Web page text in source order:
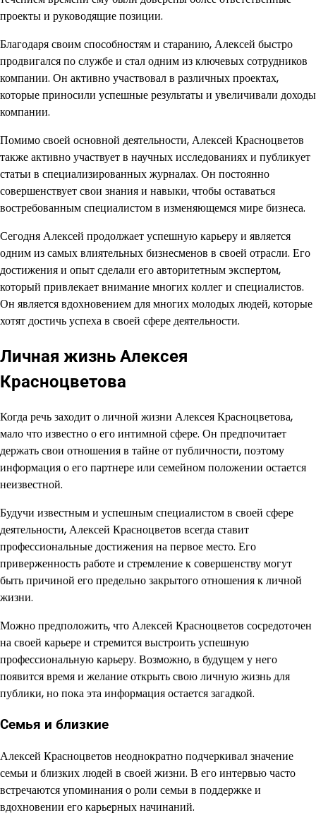
проекты и руководящие позиции.
Благодаря своим способностям и старанию, Алексей быстро
продвигался по службе и стал одним из ключевых сотрудников
компании. Он активно участвовал в различных проектах,
которые приносили успешные результаты и увеличивали доходы
компании.
Помимо своей основной деятельности, Алексей Красноцветов
также активно участвует в научных исследованиях и публикует
статьи в специализированных журналах. Он постоянно
совершенствует свои знания и навыки, чтобы оставаться
востребованным специалистом в изменяющемся мире бизнеса.
Сегодня Алексей продолжает успешную карьеру и является
одним из самых влиятельных бизнесменов в своей отрасли. Его
достижения и опыт сделали его авторитетным экспертом,
который привлекает внимание многих коллег и специалистов.
Он является вдохновением для многих молодых людей, которые
хотят достичь успеха в своей сфере деятельности.
Личная жизнь Алексея
Красноцветова
Когда речь заходит о личной жизни Алексея Красноцветова,
мало что известно о его интимной сфере. Он предпочитает
держать свои отношения в тайне от публичности, поэтому
информация о его партнере или семейном положении остается
неизвестной.
Будучи известным и успешным специалистом в своей сфере
деятельности, Алексей Красноцветов всегда ставит
профессиональные достижения на первое место. Его
приверженность работе и стремление к совершенству могут
быть причиной его предельно закрытого отношения к личной
жизни.
Можно предположить, что Алексей Красноцветов сосредоточен
на своей карьере и стремится выстроить успешную
профессиональную карьеру. Возможно, в будущем у него
появится время и желание открыть свою личную жизнь для
публики, но пока эта информация остается загадкой.
Семья и близкие
Алексей Красноцветов неоднократно подчеркивал значение
семьи и близких людей в своей жизни. В его интервью часто
встречаются упоминания о роли семьи в поддержке и
вдохновении его карьерных начинаний.